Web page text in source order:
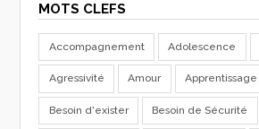
MOTS CLEFS
Accompagnement Adolescence
Agressivité Amour Apprentissage
Besoin d'exister Besoin de Sécurité